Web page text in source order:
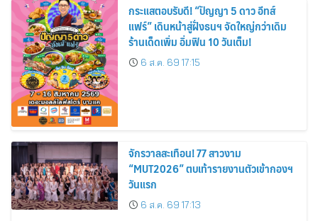
กระแสตอบรับดี! “ปัญญา 5 ดาว อีทส์
แฟร์” เดินหน้าสู่ฝั่งธนฯ จัดใหญ่กว่าเดิม
ร้านเด็ดเพิ่ม อิ่มฟิน 10 วันเต็ม!
6 ส.ค. 69 17:15
จักรวาลสะเทือน! 77 สาวงาม
“MUT2026” ตบเท้ารายงานตัวเข้ากองฯ
วันแรก
6 ส.ค. 69 17:13